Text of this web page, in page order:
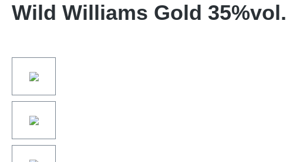
Wild Williams Gold 35%vol.